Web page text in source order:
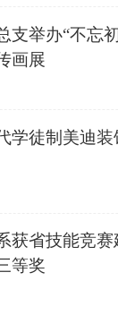
支举办“不忘
画展
学徒制美迪
获省技能竞
等奖